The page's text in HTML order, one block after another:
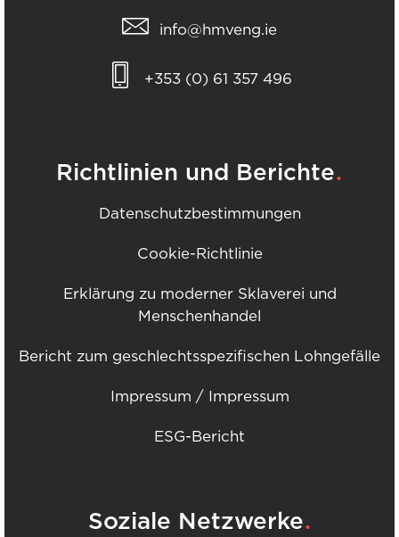
info@hmveng.ie
+353 (0) 61 357 496
Richtlinien und Berichte.
Datenschutzbestimmungen
Cookie-Richtlinie
Erklärung zu moderner Sklaverei und
Menschenhandel
Bericht zum geschlechtsspezifischen Lohngefälle
Impressum / Impressum
ESG-Bericht
Soziale Netzwerke.